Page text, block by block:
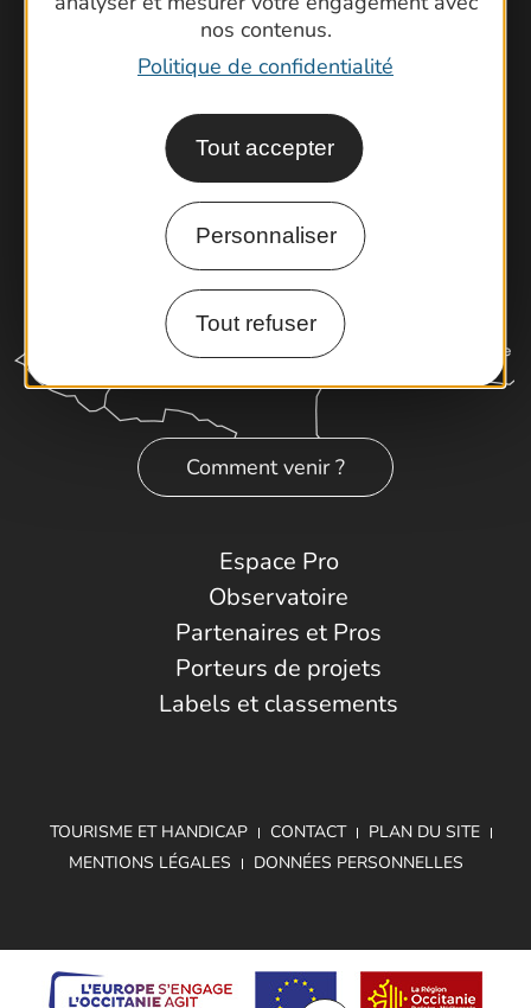
nos contenus.
Politique de confidentialité
Tout accepter
Personnaliser
Tout refuser
Cartoguides et Topoguides
Latitude Gard
Comment venir ?
Espace Pro
Observatoire
Partenaires et Pros
Porteurs de projets
Labels et classements
TOURISME ET HANDICAP CONTACT
PLAN DU SITE
MENTIONS LÉGALES
DONNÉES PERSONNELLES